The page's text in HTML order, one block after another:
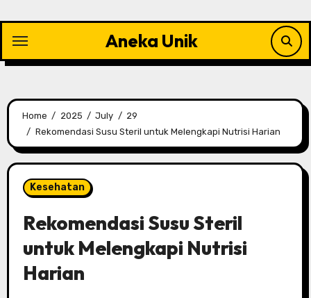
content
Aneka Unik
Home 2025 July
29
Rekomendasi Susu Steril untuk Melengkapi Nutrisi Harian
Kesehatan
Rekomendasi Susu Steril
untuk Melengkapi Nutrisi
Harian